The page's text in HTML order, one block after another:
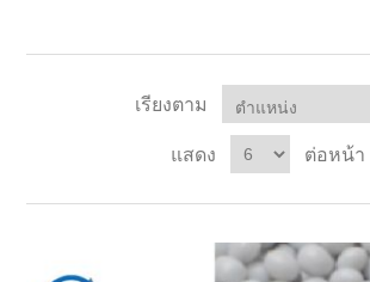
เรียงตาม
แสดง ต่อหน้า